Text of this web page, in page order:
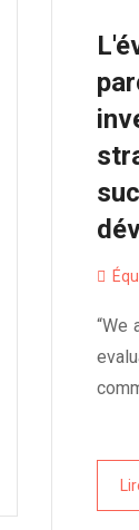
“We